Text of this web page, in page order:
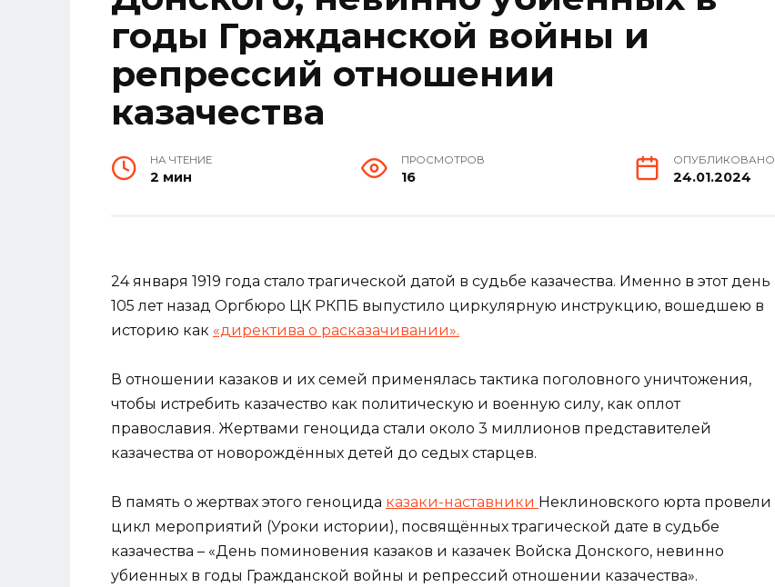
годы Гражданской войны и
репрессий отношении
казачества
НА ЧТЕНИЕ
2 мин
ПРОСМОТРОВ
16
ОПУБЛИКОВАНО
24.01.2024
24 января 1919 года стало трагической датой в судьбе казачества. Именно в этот день
105 лет назад Оргбюро ЦК РКПБ выпустило циркулярную инструкцию, вошедшею в
историю как «директива о расказачивании».
В отношении казаков и их семей применялась тактика поголовного уничтожения,
чтобы истребить казачество как политическую и военную силу, как оплот
православия. Жертвами геноцида стали около 3 миллионов представителей
казачества от новорождённых детей до седых старцев.
В память о жертвах этого геноцида казаки-наставники Неклиновского юрта провели
цикл мероприятий (Уроки истории), посвящённых трагической дате в судьбе
казачества – «День поминовения казаков и казачек Войска Донского, невинно
убиенных в годы Гражданской войны и репрессий отношении казачества».